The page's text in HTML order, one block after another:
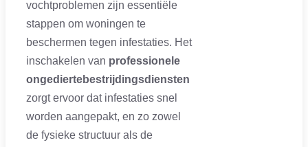
vochtproblemen zijn essentiële
stappen om woningen te
beschermen tegen infestaties. Het
inschakelen van professionele
ongediertebestrijdingsdiensten
zorgt ervoor dat infestaties snel
worden aangepakt, en zo zowel
de fysieke structuur als de